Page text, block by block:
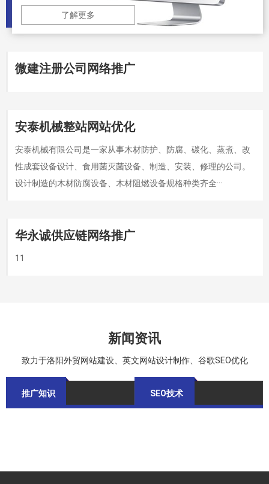
了解更多
微建注册公司网络推广
安泰机械整站网站优化
安泰机械有限公司是一家从事木材防护、防腐、碳化、蒸煮、改
性成套设备设计、食用菌灭菌设备、制造、安装、修理的公司。
设计制造的木材防腐设备、木材阻燃设备规格种类齐全···
华永诚供应链网络推广
11
新闻资讯
致力于洛阳外贸网站建设、英文网站设计制作、谷歌SEO优化
推广知识 SEO技术